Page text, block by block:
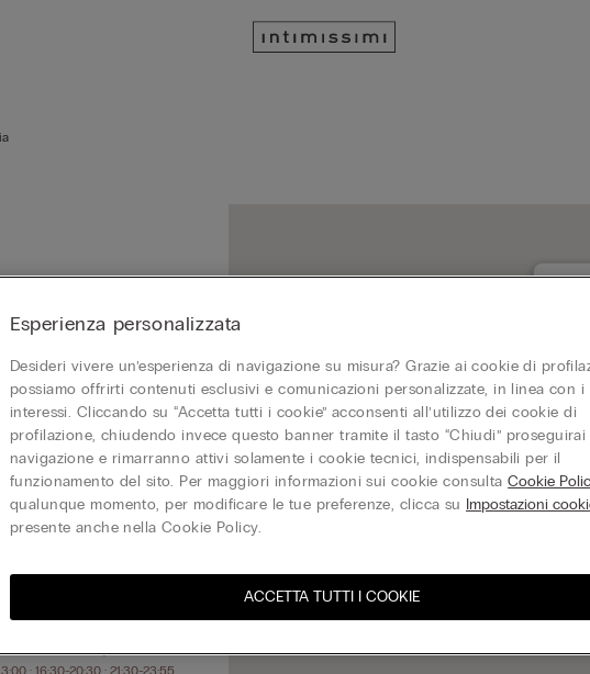
09:30-13:00 ; 16:30-20:00
; 16:30-20:30 ; 21:30-23:55
00055
Esperienza personalizzata
Desideri vivere un’esperienza di navigazione su misura? Grazie ai cookie di
possiamo offrirti contenuti esclusivi e comunicazioni personalizzate, in linea con i
interessi. Cliccando su “Accetta tutti i cookie” acconsenti all’utilizzo dei cookie di
profilazione, chiudendo invece questo banner tramite il tasto “Chiudi” proseguirai
navigazione e rimarranno attivi solamente i cookie tecnici, indispensabili per il
funzionamento del sito. Per maggiori informazioni sui cookie consultaCookie
qualunque momento, per modificare le tue preferenze, clicca su Impostazioni
presente anche nella Cookie Policy.
ACCETTA TUTTI I COOKIE